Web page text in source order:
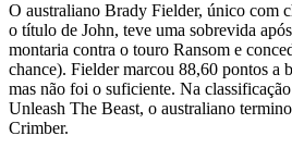
O australiano Brady Fielder, único com
o título de John, teve uma sobrevida
montaria contra o touro Ransom e
chance). Fielder marcou 88,60 pontos a
mas não foi o suficiente. Na
Unleash The Beast, o australiano
Crimber.